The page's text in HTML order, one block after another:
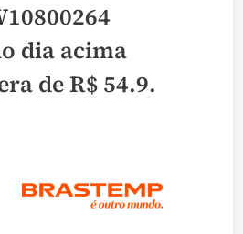
dia acima
deR$ 54.9.